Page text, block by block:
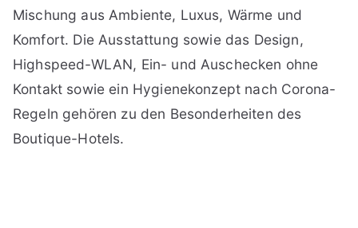
Mischung aus Ambiente, Luxus, Wärme und
Komfort. Die Ausstattung sowie das Design,
Highspeed-WLAN, Ein- und Auschecken ohne
Kontakt sowie ein Hygienekonzept nach Corona-
Regeln gehören zu den Besonderheiten des
Boutique-Hotels.